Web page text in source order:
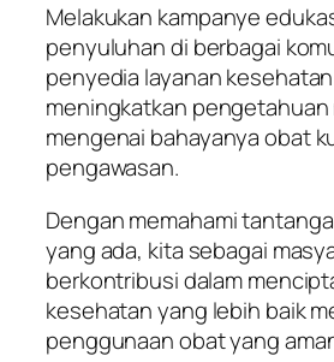
Melakukan kampanye
penyuluhan di berbagai
penyedia layanan
meningkatkan pengetahuan
mengenai bahayanya obat
pengawasan.
Dengan memahami
yang ada, kita sebagai
berkontribusi dalam
kesehatan yang lebih baik
penggunaan obat yang